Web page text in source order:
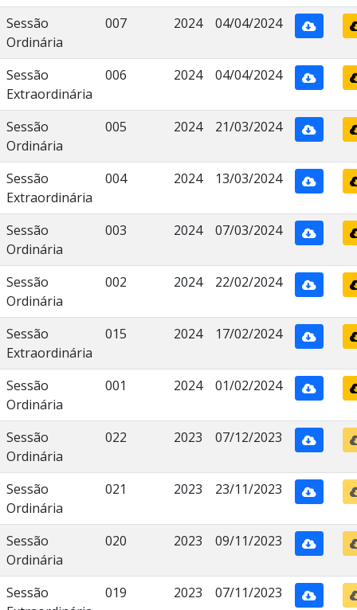
Sessão
Ordinária
007 2024 04/04/2024
Sessão
Extraordinária
006 2024 04/04/2024
Sessão
Ordinária
005 2024 21/03/2024
Sessão
Extraordinária
004 2024 13/03/2024
Sessão
Ordinária
003 2024 07/03/2024
Sessão
Ordinária
002 2024 22/02/2024
Sessão
Extraordinária
015 2024 17/02/2024
Sessão
Ordinária
001 2024 01/02/2024
Sessão
Ordinária
022 2023 07/12/2023
Sessão
Ordinária
021 2023 23/11/2023
Sessão
Ordinária
020 2023 09/11/2023
Sessão
019 2023 07/11/2023